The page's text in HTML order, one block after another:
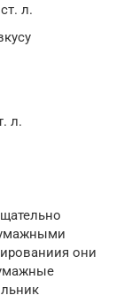
л.
л.
они